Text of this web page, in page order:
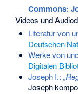
Commons:
Videos und
Literatur von
Deutschen
Werke von
Digitalen
Joseph I.:
Joseph